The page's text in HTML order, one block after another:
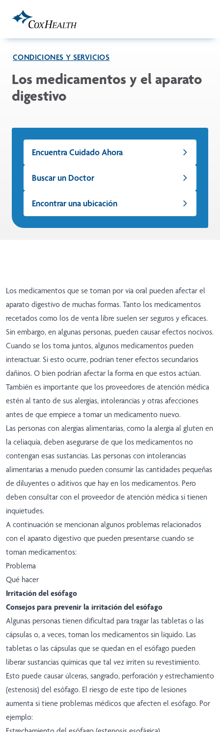
CONDICIONES Y SERVICIOS
Los medicamentos y el aparato
digestivo
Encuentra Cuidado Ahora
Buscar un Doctor
Encontrar una ubicación
Los medicamentos que se toman por vía oral pueden afectar el
aparato digestivo de muchas formas. Tanto los medicamentos
recetados como los de venta libre suelen ser seguros y eficaces.
Sin embargo, en algunas personas, pueden causar efectos nocivos.
Cuando se los toma juntos, algunos medicamentos pueden
interactuar. Si esto ocurre, podrían tener efectos secundarios
dañinos. O bien podrían afectar la forma en que estos actúan.
También es importante que los proveedores de atención médica
estén al tanto de sus alergias, intolerancias y otras afecciones
antes de que empiece a tomar un medicamento nuevo.
Las personas con alergias alimentarias, como la alergia al gluten en
la celiaquía, deben asegurarse de que los medicamentos no
contengan esas sustancias. Las personas con intolerancias
alimentarias a menudo pueden consumir las cantidades pequeñas
de diluyentes o aditivos que hay en los medicamentos. Pero
deben consultar con el proveedor de atención médica si tienen
inquietudes.
A continuación se mencionan algunos problemas relacionados
con el aparato digestivo que pueden presentarse cuando se
toman medicamentos:
Problema
Qué hacer
Irritación del esófago
Consejos para prevenir la irritación del esófago
Algunas personas tienen dificultad para tragar las tabletas o las
cápsulas o, a veces, toman los medicamentos sin líquido. Las
tabletas o las cápsulas que se quedan en el esófago pueden
liberar sustancias químicas que tal vez irriten su revestimiento.
Esto puede causar úlceras, sangrado, perforación y estrechamiento
(estenosis) del esófago. El riesgo de este tipo de lesiones
aumenta si tiene problemas médicos que afecten el esófago. Por
ejemplo: